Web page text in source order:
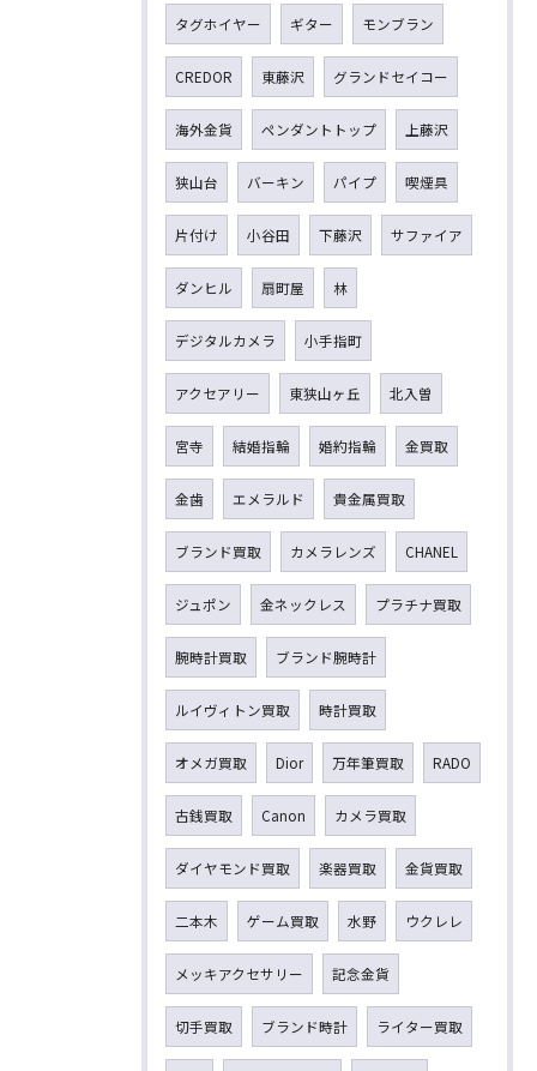
タグホイヤー ギター モンブラン
CREDOR 東藤沢 グランドセイコー
海外金貨 ペンダントトップ 上藤沢
狭山台 バーキン パイプ 喫煙具
片付け 小谷田 下藤沢 サファイア
ダンヒル 扇町屋 林
デジタルカメラ 小手指町
アクセアリー 東狭山ヶ丘 北入曽
宮寺 結婚指輪 婚約指輪 金買取
金歯 エメラルド 貴金属買取
ブランド買取 カメラレンズ CHANEL
ジュポン 金ネックレス プラチナ買取
腕時計買取 ブランド腕時計
ルイヴィトン買取 時計買取
オメガ買取 Dior 万年筆買取 RADO
古銭買取 Canon カメラ買取
ダイヤモンド買取 楽器買取 金貨買取
二本木 ゲーム買取 水野 ウクレレ
メッキアクセサリー 記念金貨
切手買取 ブランド時計 ライター買取